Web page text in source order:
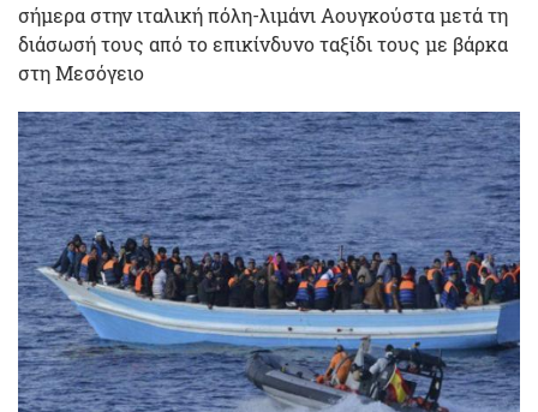
σήμερα στην ιταλική πόλη-λιμάνι Αουγκούστα μετά τη
διάσωσή τους από το επικίνδυνο ταξίδι τους με βάρκα
στη Μεσόγειο